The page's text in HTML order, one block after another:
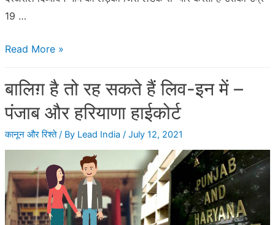
19 …
गुजरात
ने
माँ
बाप
से
बेटी
को
जीने
Read More »
बालिग़ है तो रह सकते हैं लिव-इन में –
पंजाब और हरियाणा हाईकोर्ट
कानून और रिश्ते/ By Lead India / July 12, 2021